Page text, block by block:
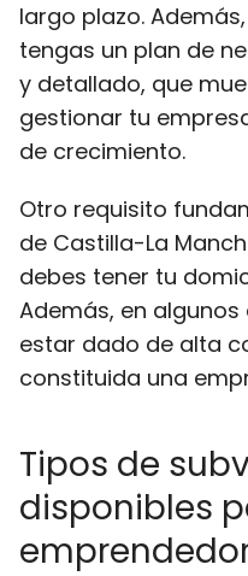
largo plazo.
tengas un plan de
y detallado, que
gestionar tu
de crecimiento.
Otro requisito
de Castilla-La
debes tener tu
Además, en
estar dado de alta
constituida una
Tipos de
disponibles